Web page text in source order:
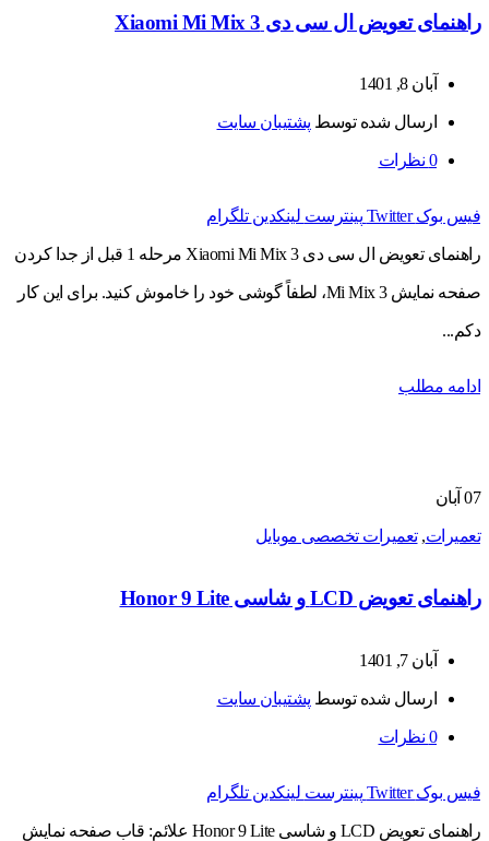
راهنمای تعویض ال سی دی Xiaomi Mi Mix 3
آبان 8, 1401
ارسال شده توسط پشتیبان سایت
0 نظرات
فیس بوک Twitter پینترست لینکدین تلگرام
راهنمای تعویض ال سی دی Xiaomi Mi Mix 3 مرحله 1 قبل از جدا کردن
صفحه نمایش Mi Mix 3، لطفاً گوشی خود را خاموش کنید. برای این کار
دکم...
ادامه مطلب
07 آبان
تعمیرات,تعمیرات تخصصی موبایل
راهنمای تعویض LCD و شاسی Honor 9 Lite
آبان 7, 1401
ارسال شده توسط پشتیبان سایت
0 نظرات
فیس بوک Twitter پینترست لینکدین تلگرام
راهنمای تعویض LCD و شاسی Honor 9 Lite علائم: قاب صفحه نمایش